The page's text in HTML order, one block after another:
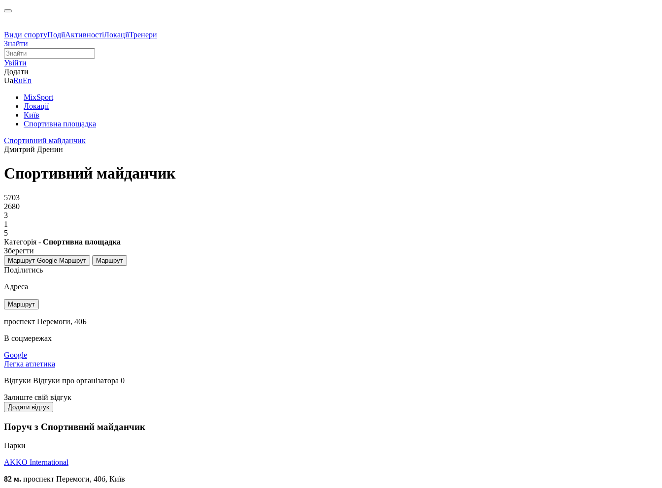
Види спортуПодіїАктивностіЛокаціїТренери
Знайти
Увійти
Додати
UaRuEn
MixSport
Локації
Київ
Спортивна площадка
Спортивний майданчик
Дмитрий Дренин
Спортивний майданчик
5703
2680
3
1
5
Категорія - Спортивна площадка
Зберегти
Маршрут Google Маршрут Маршрут
Поділитись
Адреса
Маршрут
проспект Перемоги, 40Б
В соцмережах
Google
Легка атлетика
Відгуки Відгуки про організатора 0
Залиште свій відгук
Додати відгук
Поруч з Спортивний майданчик
Парки
AKKO International
82 м. проспект Перемоги, 40б, Київ